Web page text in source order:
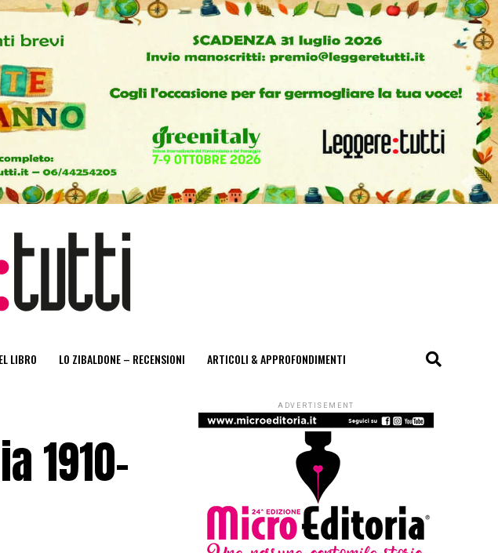
LIBRO LO ZIBALDONE – RECENSIONI ARTICOLI & APPROFONDIMENTI
1910-
ADVERTISEMENT